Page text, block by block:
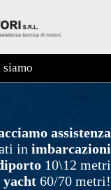
siamo
assistenza
in imbarcazioni
10\12 metri
yacht 60/70 metri!